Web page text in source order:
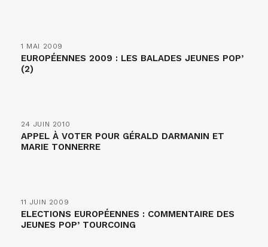
1 MAI 2009
EUROPÉENNES 2009 : LES BALADES JEUNES POP’
(2)
24 JUIN 2010
APPEL À VOTER POUR GÉRALD DARMANIN ET
MARIE TONNERRE
11 JUIN 2009
ELECTIONS EUROPÉENNES : COMMENTAIRE DES
JEUNES POP’ TOURCOING